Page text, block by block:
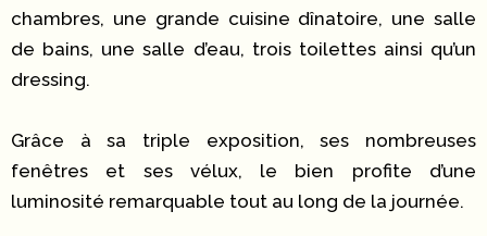
chambres, une grande cuisine dînatoire, une salle
de bains, une salle d’eau, trois toilettes ainsi qu’un
dressing.
Grâce à sa triple exposition, ses nombreuses
fenêtres et ses vélux, le bien profite d’une
luminosité remarquable tout au long de la journée.